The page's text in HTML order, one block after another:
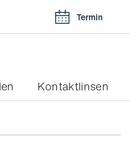
Termin
Kontaktlinsen